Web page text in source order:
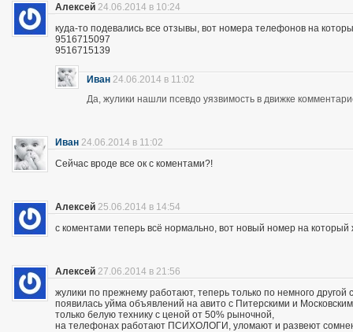
Алексей 24.06.2014 в 10:24
куда-то подевались все отзывы, вот номера телефонов на
9516715097
9516715139
Иван 24.06.2014 в 11:02
Да, жулики нашли псевдо уязвимость в движке
Иван 24.06.2014 в 11:02
Сейчас вроде все ок с коментами?!
Алексей 25.06.2014 в 14:54
с коментами теперь всё нормально, вот новый номер на
Алексей 27.06.2014 в 21:56
жулики по прежнему работают, теперь только по немного другой
появилась уйма объявлений на авито с Питерскими и
только белую технику с ценой от 50% рыночной,
на телефонах работают ПСИХОЛОГИ, уломают и развеют